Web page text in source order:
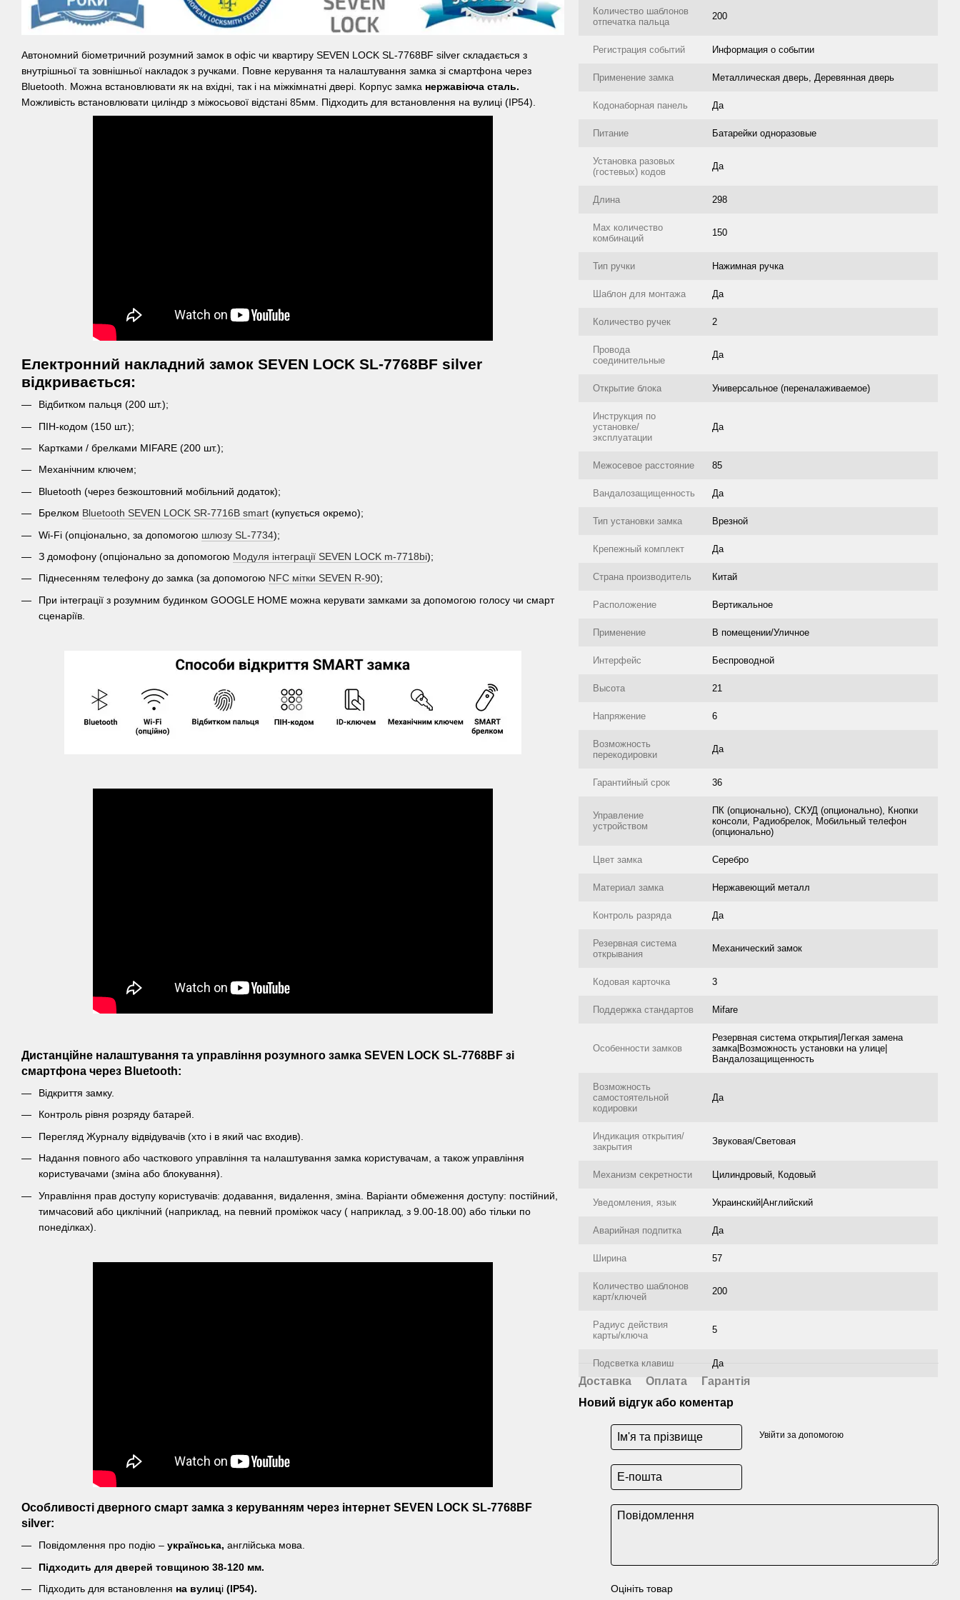
Автономний біометричний розумний замок в офіс чи квартиру SEVEN LOCK SL-7768BF silver складається з
внутрішньої та зовнішньої накладок з ручками. Повне керування та налаштування замка зі смартфона через
Bluetooth. Можна встановлювати як на вхідні, так і на міжкімнатні двері. Корпус замка нержавіюча сталь.
Можливість встановлювати циліндр з міжосьової відстані 85мм. Підходить для встановлення на вулиці (IP54).
Електронний накладний замок SEVEN LOCK SL-7768BF silver
відкривається:
Відбитком пальця (200 шт.);
ПІН-кодом (150 шт.);
Картками / брелками MIFARE (200 шт.);
Механічним ключем;
Bluetooth (через безкоштовний мобільний додаток);
Брелком Bluetooth SEVEN LOCK SR-7716B smart (купується окремо);
Wi-Fi (опціонально, за допомогою шлюзу SL-7734);
З домофону (опціонально за допомогою Модуля інтеграції SEVEN LOCK m-7718bi);
Піднесенням телефону до замка (за допомогою NFC мітки SEVEN R-90);
При інтеграції з розумним будинком GOOGLE HOME можна керувати замками за допомогою голосу чи смарт
сценаріїв.
Дистанційне налаштування та управління розумного замка SEVEN LOCK SL-7768BF зі
смартфона через Bluetooth:
Відкриття замку.
Контроль рівня розряду батарей.
Перегляд Журналу відвідувачів (хто і в який час входив).
Надання повного або часткового управління та налаштування замка користувачам, а також управління
користувачами (зміна або блокування).
Управління прав доступу користувачів: додавання, видалення, зміна. Варіанти обмеження доступу: постійний,
тимчасовий або циклічний (наприклад, на певний проміжок часу ( наприклад, з 9.00-18.00) або тільки по
понеділках).
Особливості дверного смарт замка з керуванням через інтернет SEVEN LOCK SL-7768BF
silver:
Повідомлення про подію – українська, англійська мова.
Підходить для дверей товщиною 38-120 мм.
Підходить для встановлення на вулиці (IP54).
Количество шаблонов
отпечатка пальца
200
Регистрация событий Информация о событии
Применение замка Металлическая дверь, Деревянная дверь
Кодонаборная панель Да
Питание Батарейки одноразовые
Установка разовых
(гостевых) кодов
Да
Длина 298
Маx количество
комбинаций
150
Тип ручки Нажимная ручка
Шаблон для монтажа Да
Количество ручек 2
Провода
соединительные
Да
Открытие блока Универсальное (переналаживаемое)
Инструкция по
установке/
эксплуатации
Да
Межосевое расстояние 85
Вандалозащищенность Да
Тип установки замка Врезной
Крепежный комплект Да
Страна производитель Китай
Расположение Вертикальное
Применение В помещении/Уличное
Интерфейс Беспроводной
Высота 21
Напряжение 6
Возможность
перекодировки
Да
Гарантийный срок 36
Управление
устройством
ПК (опционально), СКУД (опционально), Кнопки
консоли, Радиобрелок, Мобильный телефон
(опционально)
Цвет замка Серебро
Материал замка Нержавеющий металл
Контроль разряда Да
Резервная система
открывания
Механический замок
Кодовая карточка 3
Поддержка стандартов Mifare
Особенности замков
Резервная система открытия|Легкая замена
замка|Возможность установки на улице|
Вандалозащищенность
Возможность
самостоятельной
кодировки
Да
Индикация открытия/
закрытия
Звуковая/Световая
Механизм секретности Цилиндровый, Кодовый
Уведомления, язык Украинский|Английский
Аварийная подпитка Да
Ширина 57
Количество шаблонов
карт/ключей
200
Радиус действия
карты/ключа
5
Подсветка клавиш Да
Доставка Оплата
Гарантія
Новий відгук або коментар
Увійти за допомогою
Оцініть товар